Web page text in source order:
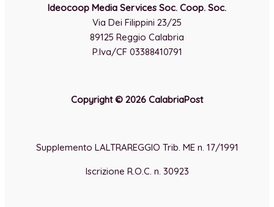
Ideocoop Media Services Soc. Coop. Soc.
Via Dei Filippini 23/25
89125 Reggio Calabria
P.Iva/CF 03388410791
Copyright © 2026 CalabriaPost
Supplemento LALTRAREGGIO Trib. ME n. 17/1991
Iscrizione R.O.C. n. 30923